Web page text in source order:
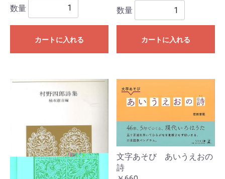
数量
カートに入れる
数量
カートに入れる
文字あそび あいうえおの
詩